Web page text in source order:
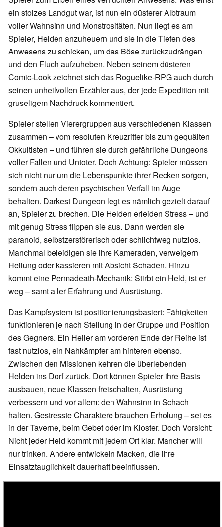
ein stolzes Landgut war, ist nun ein düsterer Albtraum
voller Wahnsinn und Monstrositäten. Nun liegt es am
Spieler, Helden anzuheuern und sie in die Tiefen des
Anwesens zu schicken, um das Böse zurückzudrängen
und den Fluch aufzuheben. Neben seinem düsteren
Comic-Look zeichnet sich das Roguelike-RPG auch durch
seinen unheilvollen Erzähler aus, der jede Expedition mit
gruseligem Nachdruck kommentiert.
Spieler stellen Vierergruppen aus verschiedenen Klassen
zusammen – vom resoluten Kreuzritter bis zum gequälten
Okkultisten – und führen sie durch gefährliche Dungeons
voller Fallen und Untoter. Doch Achtung: Spieler müssen
sich nicht nur um die Lebenspunkte ihrer Recken sorgen,
sondern auch deren psychischen Verfall im Auge
behalten. Darkest Dungeon legt es nämlich gezielt darauf
an, Spieler zu brechen. Die Helden erleiden Stress – und
mit genug Stress flippen sie aus. Dann werden sie
paranoid, selbstzerstörerisch oder schlichtweg nutzlos.
Manchmal beleidigen sie ihre Kameraden, verweigern
Heilung oder kassieren mit Absicht Schaden. Hinzu
kommt eine Permadeath-Mechanik: Stirbt ein Held, ist er
weg – samt aller Erfahrung und Ausrüstung.
Das Kampfsystem ist positionierungsbasiert: Fähigkeiten
funktionieren je nach Stellung in der Gruppe und Position
des Gegners. Ein Heiler am vorderen Ende der Reihe ist
fast nutzlos, ein Nahkämpfer am hinteren ebenso.
Zwischen den Missionen kehren die überlebenden
Helden ins Dorf zurück. Dort können Spieler ihre Basis
ausbauen, neue Klassen freischalten, Ausrüstung
verbessern und vor allem: den Wahnsinn in Schach
halten. Gestresste Charaktere brauchen Erholung – sei es
in der Taverne, beim Gebet oder im Kloster. Doch Vorsicht:
Nicht jeder Held kommt mit jedem Ort klar. Mancher will
nur trinken. Andere entwickeln Macken, die ihre
Einsatztauglichkeit dauerhaft beeinflussen.